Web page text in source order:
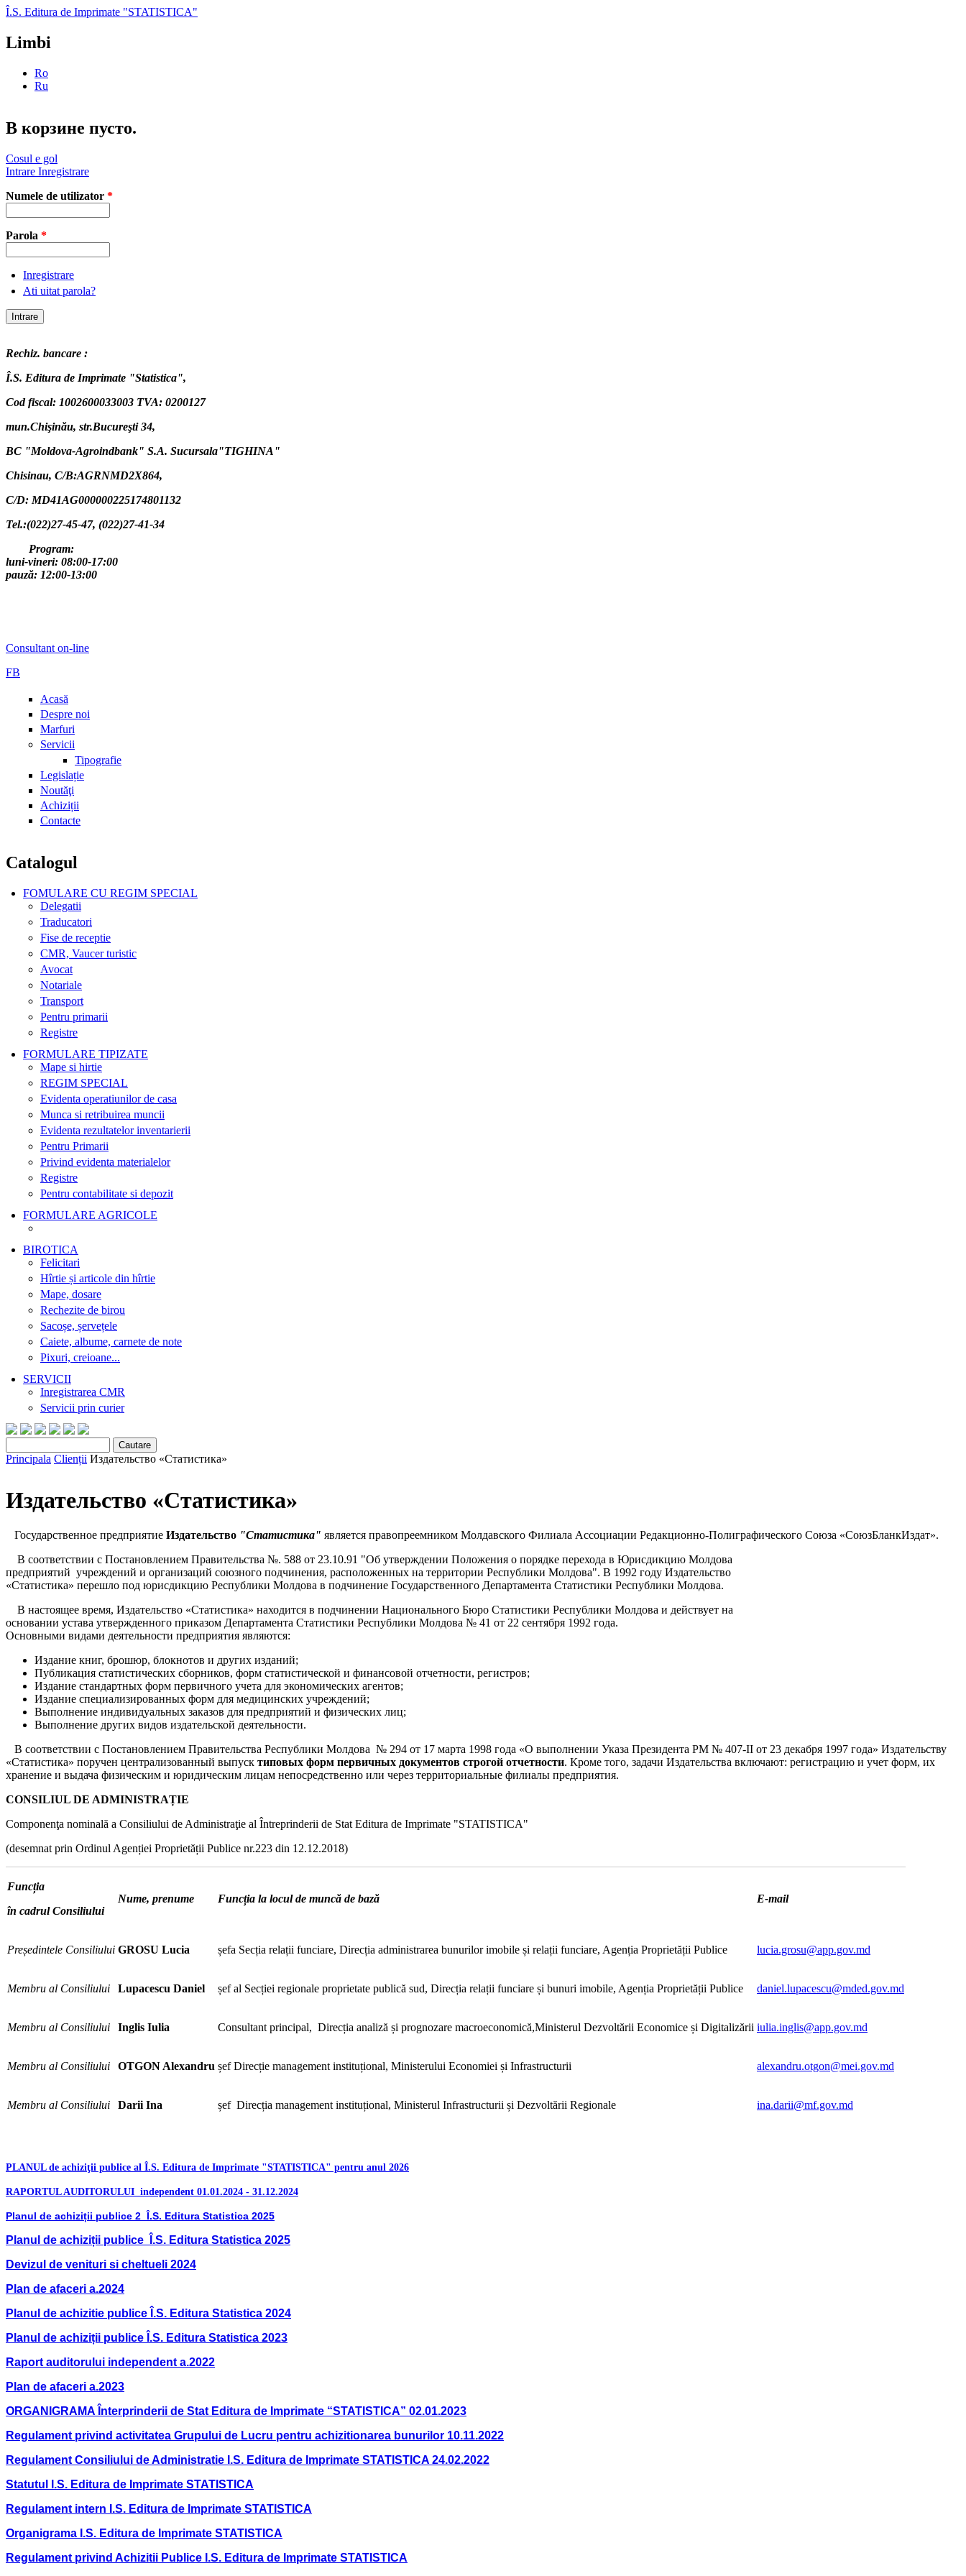
Skip to main content
Î.S. Editura de Imprimate "STATISTICA"
Limbi
Ro
Ru
В корзине пусто.
Cosul e gol
Intrare Inregistrare
Numele de utilizator *
Parola *
Inregistrare
Ati uitat parola?
Rechiz. bancare :
Î.S. Editura de Imprimate "Statistica",
Cod fiscal: 1002600033003 TVA: 0200127
mun.Chişinău, str.Bucureşti 34,
BC "Moldova-Agroindbank" S.A. Sucursala"TIGHINA"
Chisinau, C/B:AGRNMD2X864,
C/D: MD41AG000000225174801132
Tel.:(022)27-45-47, (022)27-41-34
Program:
luni-vineri: 08:00-17:00
pauză: 12:00-13:00
Consultant on-line
FB
Acasă
Despre noi
Marfuri
Servicii
Tipografie
Legislație
Noutăţi
Achiziții
Contacte
Catalogul
FOMULARE CU REGIM SPECIAL
Delegatii
Traducatori
Fise de receptie
CMR, Vaucer turistic
Avocat
Notariale
Transport
Pentru primarii
Registre
FORMULARE TIPIZATE
Mape si hirtie
REGIM SPECIAL
Evidenta operatiunilor de casa
Munca si retribuirea muncii
Evidenta rezultatelor inventarierii
Pentru Primarii
Privind evidenta materialelor
Registre
Pentru contabilitate si depozit
FORMULARE AGRICOLE
BIROTICA
Felicitari
Hîrtie și articole din hîrtie
Mape, dosare
Rechezite de birou
Sacoșe, șervețele
Caiete, albume, carnete de note
Pixuri, creioane...
SERVICII
Inregistrarea CMR
Servicii prin curier
Search form
Principala Clienții Издательство «Статистика»
Издательство «Статистика»
Государственное предприятие Издательство "Статистика" является правопреемником Молдавского Филиала Ассоциации Редакционно-Полиграфического Союза «СоюзБланкИздат».
В соответствии с Постановлением Правительства №. 588 от 23.10.91 "Об утверждении Положения о порядке перехода в Юрисдикцию Молдова
предприятий учреждений и организаций союзного подчинения, расположенных на территории Республики Молдова". В 1992 году Издательство
«Статистика» перешло под юрисдикцию Республики Молдова в подчинение Государственного Департамента Статистики Республики Молдова.
В настоящее время, Издательство «Статистика» находится в подчинении Национального Бюро Статистики Республики Молдова и действует на
основании устава утвержденного приказом Департамента Статистики Республики Молдова № 41 от 22 сентября 1992 года.
Основными видами деятельности предприятия являются:
Издание книг, брошюр, блокнотов и других изданий;
Публикация статистических сборников, форм статистической и финансовой отчетности, регистров;
Издание стандартных форм первичного учета для экономических агентов;
Издание специализированных форм для медицинских учреждений;
Выполнение индивидуальных заказов для предприятий и физических лиц;
Выполнение других видов издательской деятельности.
В соответствии с Постановлением Правительства Республики Молдова № 294 от 17 марта 1998 года «О выполнении Указа Президента РМ № 407-II от 23 декабря 1997 года» Издательству
«Статистика» поручен централизованный выпуск типовых форм первичных документов строгой отчетности. Кроме того, задачи Издательства включают: регистрацию и учет форм, их
хранение и выдача физическим и юридическим лицам непосредственно или через территориальные филиалы предприятия.
CONSILIUL DE ADMINISTRAȚIE
Componenţa nominală a Consiliului de Administraţie al Întreprinderii de Stat Editura de Imprimate "STATISTICA"
(desemnat prin Ordinul Agenției Proprietății Publice nr.223 din 12.12.2018)
Funcția
în cadrul Consiliului
Nume, prenume Funcția la locul de muncă de bază E-mail
Președintele Consiliului GROSU Lucia​ șefa Secția relații funciare, Direcția administrarea bunurilor imobile și relații funciare, Agenția Proprietății Publice lucia.grosu@app.gov.md
Membru al Consiliului Lupacescu Daniel șef al Secției regionale proprietate publică sud, Direcția relații funciare și bunuri imobile, Agenția Proprietății Publice daniel.lupacescu@mded.gov.md
Membru al Consiliului Inglis Iulia Consultant principal, Direcția analiză și prognozare macroeconomică,Ministerul Dezvoltării Economice și Digitalizării iulia.inglis@app.gov.md
Membru al Consiliului OTGON Alexandru șef Direcție management instituțional, Ministerului Economiei și Infrastructurii alexandru.otgon@mei.gov.md
Membru al Consiliului Darii Ina șef Direcția management instituțional, Ministerul Infrastructurii și Dezvoltării Regionale ina.darii@mf.gov.md
PLANUL de achiziţii publice al Î.S. Editura de Imprimate "STATISTICA" pentru anul 2026
RAPORTUL AUDITORULUI independent 01.01.2024 - 31.12.2024
Planul de achiziții publice 2 Î.S. Editura Statistica 2025
Planul de achiziții publice Î.S. Editura Statistica 2025
Devizul de venituri si cheltueli 2024
Plan de afaceri a.2024
Planul de achizitie publice Î.S. Editura Statistica 2024
Planul de achiziții publice Î.S. Editura Statistica 2023
Raport auditorului independent a.2022
Plan de afaceri a.2023
ORGANIGRAMA Înterprinderii de Stat Editura de Imprimate “STATISTICA” 02.01.2023
Regulament privind activitatea Grupului de Lucru pentru achizitionarea bunurilor 10.11.2022
Regulament Consiliului de Administratie I.S. Editura de Imprimate STATISTICA 24.02.2022
Statutul I.S. Editura de Imprimate STATISTICA
Regulament intern I.S. Editura de Imprimate STATISTICA
Organigrama I.S. Editura de Imprimate STATISTICA
Regulament privind Achizitii Publice I.S. Editura de Imprimate STATISTICA